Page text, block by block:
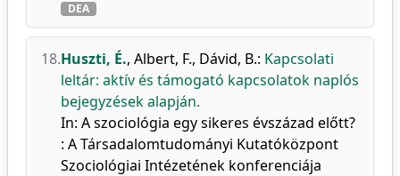
DEA
18.Huszti, É., Albert, F., Dávid, B.: Kapcsolati
leltár: aktív és támogató kapcsolatok naplós
bejegyzések alapján.
In: A szociológia egy sikeres évszázad előtt?
: A Társadalomtudományi Kutatóközpont
Szociológiai Intézetének konferenciája